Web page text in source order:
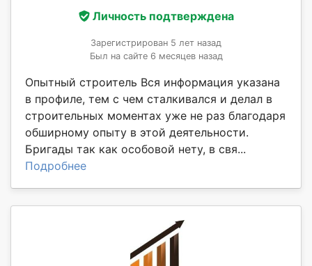
Личность подтверждена
Зарегистрирован 5 лет назад
Был на сайте 6 месяцев назад
Опытный строитель Вся информация указана
в профиле, тем с чем сталкивался и делал в
строительных моментах уже не раз благодаря
обширному опыту в этой деятельности.
Бригады так как особовой нету, в свя...
Подробнее